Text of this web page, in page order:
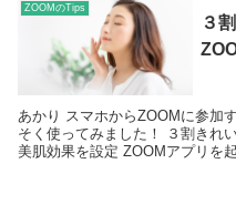
ZOOMのTips
３
あかり スマホからZOOMに参加するときに美肌効果が使えます。さっ
そく使ってみました！ ３割きれいに見える？スマホのZOOMアプリで
美肌効果を設定 ZOOMアプリを起